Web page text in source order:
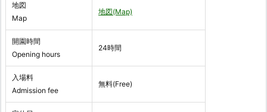
地図
Map
地図(Map)
開園時間
Opening hours
24時間
入場料
Admission fee
無料(Free)